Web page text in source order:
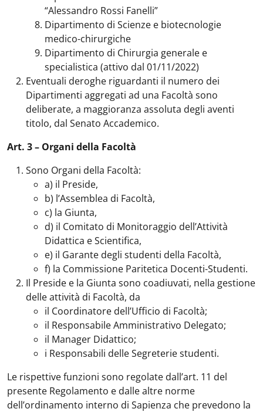
“Alessandro Rossi Fanelli”
Dipartimento di Scienze e biotecnologie
medico-chirurgiche
Dipartimento di Chirurgia generale e
specialistica (attivo dal 01/11/2022)
Eventuali deroghe riguardanti il numero dei
Dipartimenti aggregati ad una Facoltà sono
deliberate, a maggioranza assoluta degli aventi
titolo, dal Senato Accademico.
Art. 3 – Organi della Facoltà
Sono Organi della Facoltà:
a) il Preside,
b) l’Assemblea di Facoltà,
c) la Giunta,
d) il Comitato di Monitoraggio dell’Attività
Didattica e Scientifica,
e) il Garante degli studenti della Facoltà,
f) la Commissione Paritetica Docenti-Studenti.
Il Preside e la Giunta sono coadiuvati, nella gestione
delle attività di Facoltà, da
il Coordinatore dell’Ufficio di Facoltà;
il Responsabile Amministrativo Delegato;
il Manager Didattico;
i Responsabili delle Segreterie studenti.
Le rispettive funzioni sono regolate dall’art. 11 del
presente Regolamento e dalle altre norme
dell’ordinamento interno di Sapienza che prevedono la